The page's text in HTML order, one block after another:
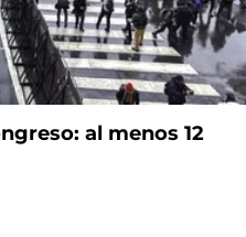
al menos 12